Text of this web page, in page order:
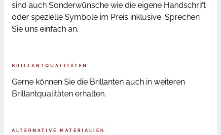
sind auch Sonderwünsche wie die eigene Handschrift
oder spezielle Symbole im Preis inklusive. Sprechen
Sie uns einfach an.
BRILLANTQUALITÄTEN
Gerne können Sie die Brillanten auch in weiteren
Brillantqualitäten erhalten.
ALTERNATIVE MATERIALIEN